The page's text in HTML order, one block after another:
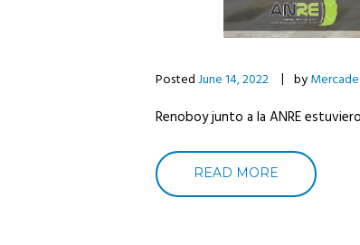
PostedJune 14, 2022 by
Renoboy junto a la ANRE
READ MORE